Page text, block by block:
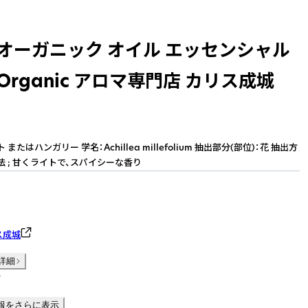
ーガニック オイル エッセンシャル
アロマ専門店 カリス成城
またはハンガリー 学名：Achillea millefolium 抽出部分(部位)：花 抽出方
; 甘くライトで、スパイシーな香り
成城
細
をさらに表示